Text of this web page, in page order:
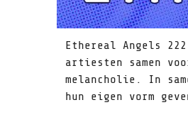
Ethereal Angels
artiesten samen
melancholie. In
hun eigen vorm